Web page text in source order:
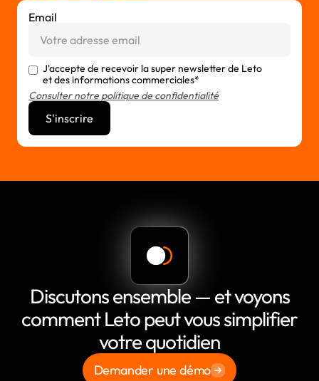
Email
J'accepte de recevoir la super newsletter de Leto
et des informations commerciales*
Consulter notre politique de confidentialité
Discutons ensemble — et voyons
comment Leto peut vous simplifier
votre quotidien
Demander une démo